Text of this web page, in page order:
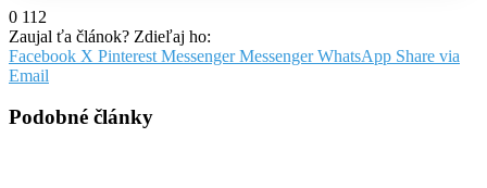
0 112
Zaujal ťa článok? Zdieľaj ho:
Facebook X Pinterest Messenger Messenger WhatsApp Share via
Email
Podobné články